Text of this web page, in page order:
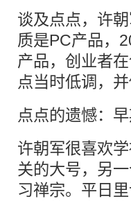
谈及点点，许
质是PC产品，
产品，创业者
点当时低调，
点点的遗憾：
许朝军很喜欢
关的大号，另
习禅宗。平日